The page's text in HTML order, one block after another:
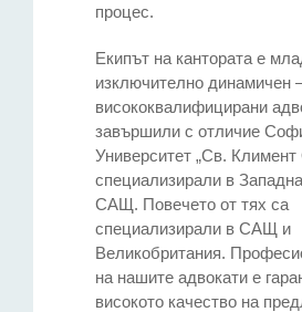
процес.
Екипът на кантората е
изключително динамичен
висококвалифицирани
завършили с отличие
Университет „Св. Климент
специализирали в
САЩ. Повечето от тях са
специализирали в САЩ и
Великобритания.
на нашите адвокати е
високото качество на